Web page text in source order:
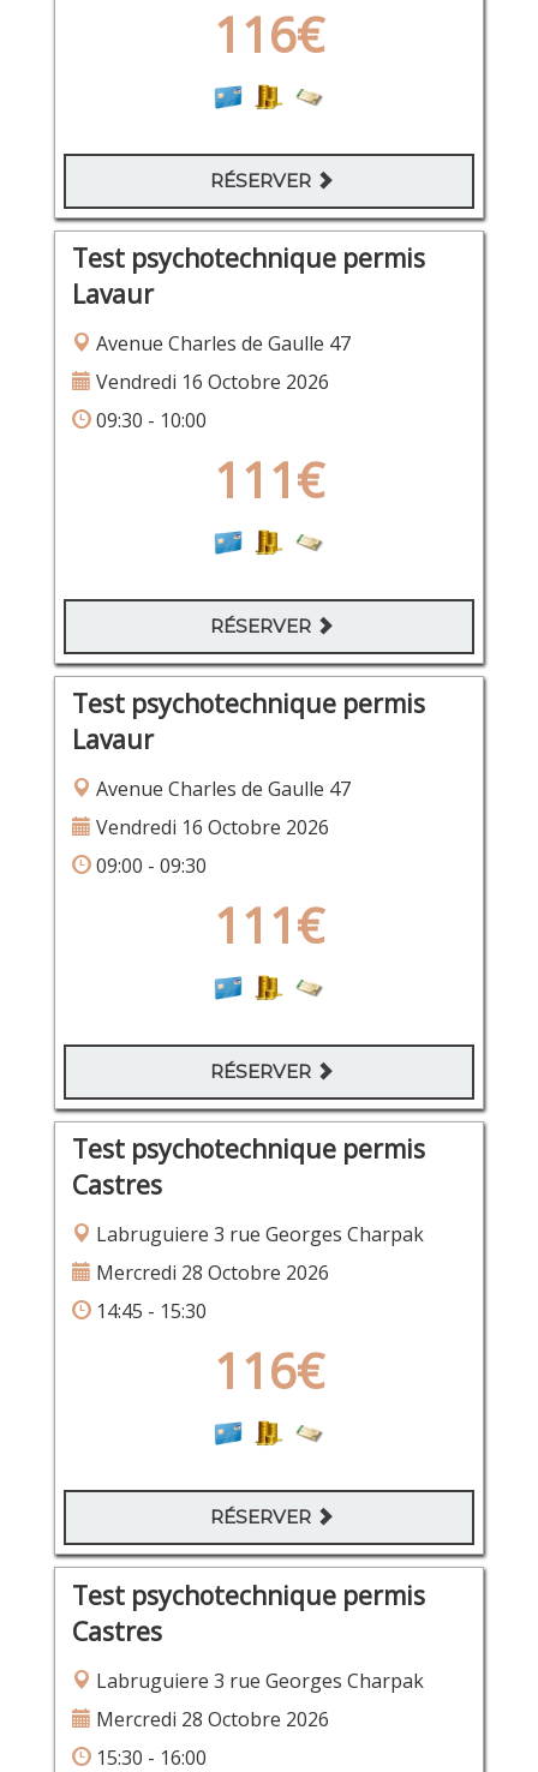
116€
RÉSERVER
Test psychotechnique permis
Lavaur
Avenue Charles de Gaulle 47
Vendredi 16 Octobre 2026
09:30 - 10:00
111€
RÉSERVER
Test psychotechnique permis
Lavaur
Avenue Charles de Gaulle 47
Vendredi 16 Octobre 2026
09:00 - 09:30
111€
RÉSERVER
Test psychotechnique permis
Castres
Labruguiere 3 rue Georges Charpak
Mercredi 28 Octobre 2026
14:45 - 15:30
116€
RÉSERVER
Test psychotechnique permis
Castres
Labruguiere 3 rue Georges Charpak
Mercredi 28 Octobre 2026
15:30 - 16:00